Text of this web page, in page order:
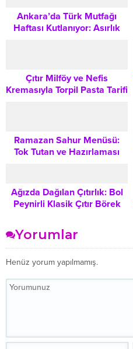
Ankara’da Türk Mutfağı
Haftası Kutlanıyor: Asırlık
Çıtır Milföy ve Nefis
Kremasıyla Torpil Pasta Tarifi
Ramazan Sahur Menüsü:
Tok Tutan ve Hazırlaması
Ağızda Dağılan Çıtırlık: Bol
Peynirli Klasik Çıtır Börek
Yorumlar
Henüz yorum yapılmamış.